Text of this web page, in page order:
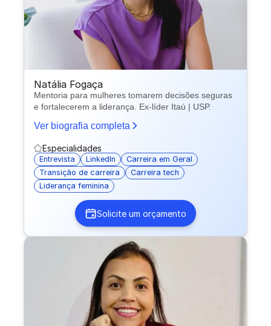
Natália Fogaça
Mentoria para mulheres tomarem decisões seguras
e fortalecerem a liderança. Ex-líder Itaú | USP.
Ver biografia completa
Especialidades
Entrevista LinkedIn
Carreira em Geral
Transição de carreira
Carreira tech
Liderança feminina
Solicite um orçamento